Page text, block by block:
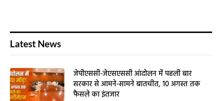
Latest News
जेपीएससी-जेएसएससी आंदोलन में पहली बार
सरकार से आमने-सामने बातचीत, 10 अगस्त तक
फैसले का इंतजार